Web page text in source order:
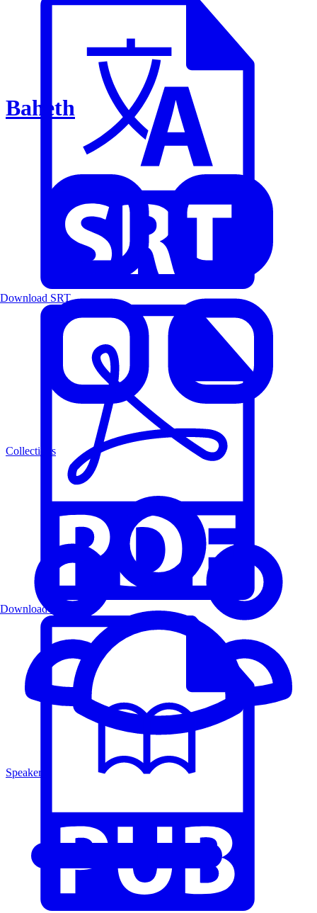
Baheth
Collections
Speakers
Download SRT
Download PDF